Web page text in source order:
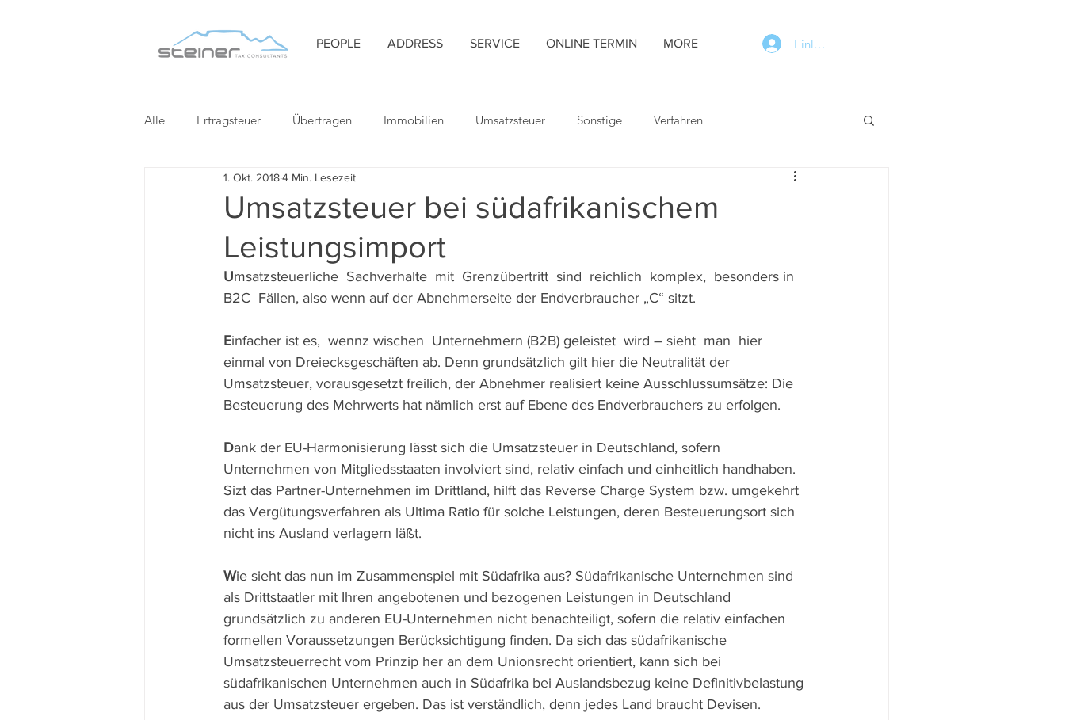
PEOPLE ADDRESS SERVICE ONLINE TERMIN MORE Einloggen
Alle Ertragsteuer Übertragen Immobilien Umsatzsteuer Sonstige Verfahren
Umsatzsteuer bei südafrikanischem
Leistungsimport
1. Okt. 20184 Min. Lesezeit
Umsatzsteuerliche  Sachverhalte  mit  Grenzübertritt  sind  reichlich  komplex,  besonders in
B2C  Fällen, also wenn auf der Abnehmerseite der Endverbraucher „C“ sitzt.
Einfacher ist es,  wennz wischen  Unternehmern (B2B) geleistet  wird – sieht  man  hier
einmal von Dreiecksgeschäften ab. Denn grundsätzlich gilt hier die Neutralität der
Umsatzsteuer, vorausgesetzt freilich, der Abnehmer realisiert keine Ausschlussumsätze: Die
Besteuerung des Mehrwerts hat nämlich erst auf Ebene des Endverbrauchers zu erfolgen.
Dank der EU-Harmonisierung lässt sich die Umsatzsteuer in Deutschland, sofern
Unternehmen von Mitgliedsstaaten involviert sind, relativ einfach und einheitlich handhaben.
Sizt das Partner-Unternehmen im Drittland, hilft das Reverse Charge System bzw. umgekehrt
das Vergütungsverfahren als Ultima Ratio für solche Leistungen, deren Besteuerungsort sich
nicht ins Ausland verlagern läßt.
Wie sieht das nun im Zusammenspiel mit Südafrika aus? Südafrikanische Unternehmen sind
als Drittstaatler mit Ihren angebotenen und bezogenen Leistungen in Deutschland
grundsätzlich zu anderen EU-Unternehmen nicht benachteiligt, sofern die relativ einfachen
formellen Voraussetzungen Berücksichtigung finden. Da sich das südafrikanische
Umsatzsteuerrecht vom Prinzip her an dem Unionsrecht orientiert, kann sich bei
südafrikanischen Unternehmen auch in Südafrika bei Auslandsbezug keine Definitivbelastung
aus der Umsatzsteuer ergeben. Das ist verständlich, denn jedes Land braucht Devisen.